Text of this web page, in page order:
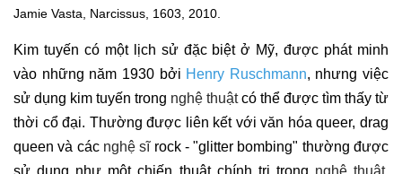
Jamie Vasta, Narcissus, 1603, 2010.
Kim tuyến có một lịch sử đặc biệt ở Mỹ, được phát minh
vào những năm 1930 bởi Henry Ruschmann, nhưng việc
sử dụng kim tuyến trong nghệ thuậtcó thể được tìm thấy từ
thời cổ đại. Thường được liên kết với văn hóa queer, drag
queen và các nghệ sĩrock - "glitter bombing" thường được
sử dụng như một chiến thuật chính trị trong nghệ thuật.